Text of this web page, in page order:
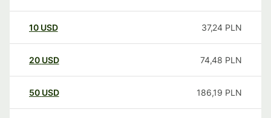
10 USD 37,24 PLN
20 USD 74,48 PLN
50 USD 186,19 PLN